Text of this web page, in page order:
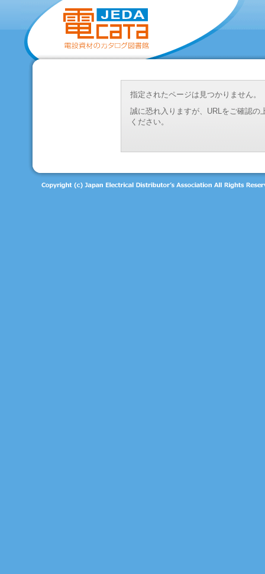
指定されたページは見つかりません。
誠に恐れ入りますが、URLをご確認
ください。